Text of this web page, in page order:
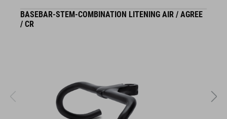
BASEBAR-STEM-COMBINATION LITENING AIR / AGREE
/ CR